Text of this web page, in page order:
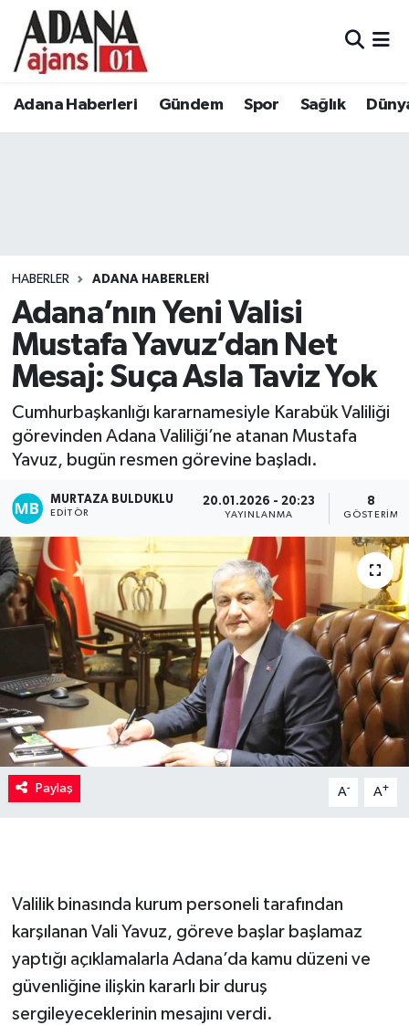
Adana Haberleri Gündem Spor Sağlık
HABERLER ADANA HABERLERI
Adana’nın Yeni Valisi
Mustafa Yavuz’dan Net
Mesaj: Suça Asla Taviz Yok
Cumhurbaşkanlığı kararnamesiyle Karabük Valiliği
görevinden Adana Valiliği’ne atanan Mustafa
Yavuz, bugün resmen görevine başladı.
MURTAZA BULDUKLU
EDITÖR
20.01.2026 - 20:23
YAYINLANMA
8
GÖSTERIM
Paylaş A- A+
Valilik binasında kurum personeli tarafından
karşılanan Vali Yavuz, göreve başlar başlamaz
yaptığı açıklamalarla Adana’da kamu düzeni ve
güvenliğine ilişkin kararlı bir duruş
sergileyeceklerinin mesajını verdi.
Adana Haberleri
Eğitim
Siyaset
Ekonomi
Kadın
Yaşam
Adana Nöbetçi Eczaneler
Tüm Manşetler
Son Dakika Haberleri
Haber Arşivi